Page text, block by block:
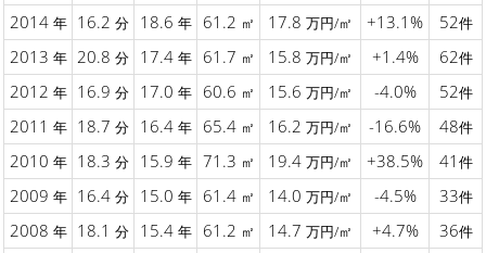
2014 年 16.2 分 18.6 年 61.2 ㎡ 17.8 万円/㎡ +13.1% 52件
2013 年 20.8 分 17.4 年 61.7 ㎡ 15.8 万円/㎡ +1.4% 62件
2012 年 16.9 分 17.0 年 60.6 ㎡ 15.6 万円/㎡ -4.0% 52件
2011 年 18.7 分 16.4 年 65.4 ㎡ 16.2 万円/㎡ -16.6% 48件
2010 年 18.3 分 15.9 年 71.3 ㎡ 19.4 万円/㎡ +38.5% 41 件
2009 年 16.4 分 15.0 年 61.4 ㎡ 14.0 万円/㎡ -4.5% 33件
2008 年 18.1 分 15.4 年 61.2 ㎡ 14.7 万円/㎡ +4.7% 36件